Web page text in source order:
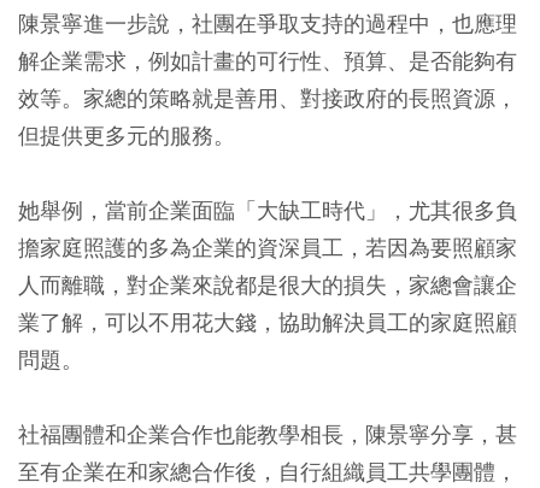
陳景寧進一步說，社團在爭取支持的過程中，也應理
解企業需求，例如計畫的可行性、預算、是否能夠有
效等。家總的策略就是善用、對接政府的長照資源，
但提供更多元的服務。
她舉例，當前企業面臨「大缺工時代」，尤其很多負
擔家庭照護的多為企業的資深員工，若因為要照顧家
人而離職，對企業來說都是很大的損失，家總會讓企
業了解，可以不用花大錢，協助解決員工的家庭照顧
問題。
社福團體和企業合作也能教學相長，陳景寧分享，甚
至有企業在和家總合作後，自行組織員工共學團體，